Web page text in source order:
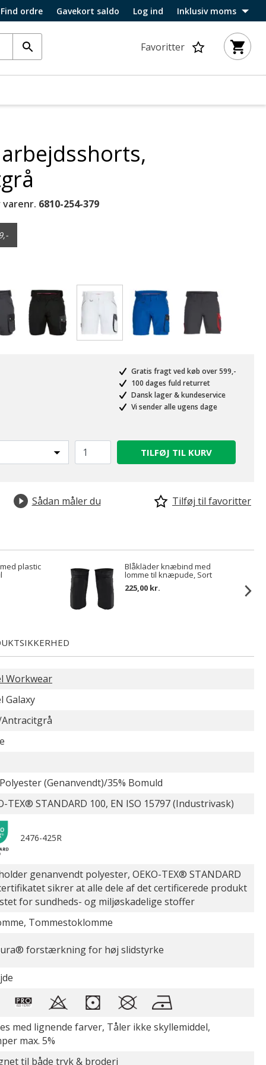
Find ordre Gavekort saldo Log ind Inklusiv moms
Favoritter
varenr. 6810-254-379
Gratis fragt ved køb over 599,-
100 dages fuld returret
Dansk lager & kundeservice
Vi sender alle ugens dage
TILFØJ TIL KURV
Sådan måler du Tilføj til favoritter
plastic Blåkläder knæbind med
lomme til knæpude, Sort
225,00 kr.
Workwear
Galaxy
(Genanvendt)/35% Bomuld
TEX® STANDARD 100, EN ISO 15797 (Industrivask)
2476-425R
genanvendt polyester, OEKO-TEX® STANDARD
sikrer at alle dele af det certificerede produkt
for sundheds- og miljøskadelige stoffer
Tommestoklomme
forstærkning for høj slidstyrke
med lignende farver, Tåler ikke skyllemiddel,
max. 5%
til både tryk & broderi